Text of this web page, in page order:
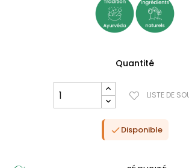
Quantité
LISTE DE
Disponible